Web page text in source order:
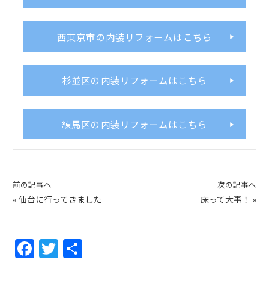
西東京市の内装リフォームはこちら
杉並区の内装リフォームはこちら
練馬区の内装リフォームはこちら
前の記事へ
« 仙台に行ってきました
次の記事へ
床って大事！ »
F T